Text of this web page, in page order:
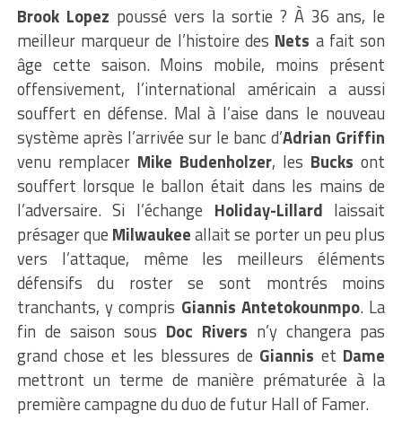
Brook Lopez poussé vers la sortie ? À 36 ans, le
meilleur marqueur de l’histoire des Nets a fait son
âge cette saison. Moins mobile, moins présent
offensivement, l’international américain a aussi
souffert en défense. Mal à l’aise dans le nouveau
système après l’arrivée sur le banc d’Adrian Griffin
venu remplacer Mike Budenholzer, les Bucks ont
souffert lorsque le ballon était dans les mains de
l’adversaire. Si l’échange Holiday-Lillard laissait
présager que Milwaukeeallait se porter un peu plus
vers l’attaque, même les meilleurs éléments
défensifs du roster se sont montrés moins
tranchants, y compris Giannis Antetokounmpo. La
fin de saison sous Doc Rivers n’y changera pas
grand chose et les blessures de Giannis et Dame
mettront un terme de manière prématurée à la
première campagne du duo de futur Hall of Famer.